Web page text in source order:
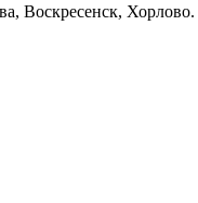
Воскресенск, Хорлово.